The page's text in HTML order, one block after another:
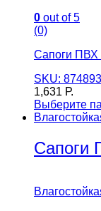
0 out of 5
(0)
Сапоги
SKU:
1,631 Р.
Выберите